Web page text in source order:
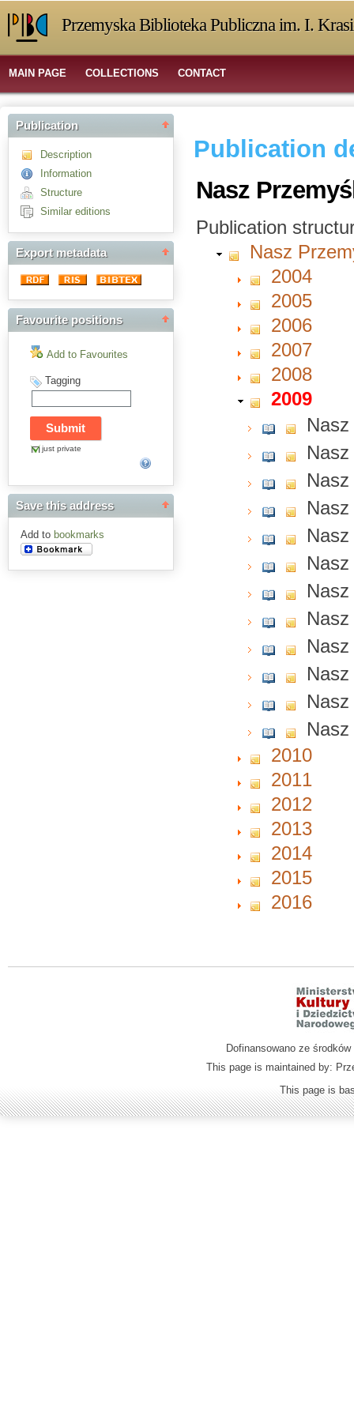
Przemyska Biblioteka Publiczna im. I.
MAIN PAGE COLLECTIONS CONTACT
Publication
Description
Information
Structure
Similar editions
Export metadata
Favourite positions
Add to Favourites
Tagging
just private
Save this address
Add to bookmarks
Publication
Nasz
Publication
Nasz
2004
2005
2006
2007
2008
2009
2010
2011
2012
2013
2014
2015
2016
Dofinansowano ze
This page is maintained by:
This page is